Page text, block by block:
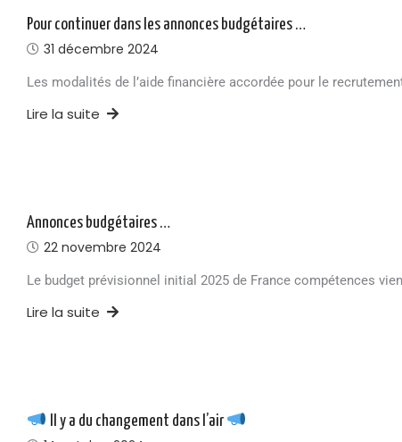
Pour continuer dans les annonces budgétaires …
31 décembre 2024
Les modalités de l’aide financière accordée pour le
Lire la suite
Annonces budgétaires …
22 novembre 2024
Le budget prévisionnel initial 2025 de France compétences
Lire la suite
Il y a du changement dans l’air